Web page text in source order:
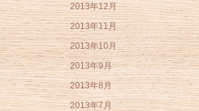
2013年12月
2013年11月
2013年10月
2013年9月
2013年8月
2013年7月